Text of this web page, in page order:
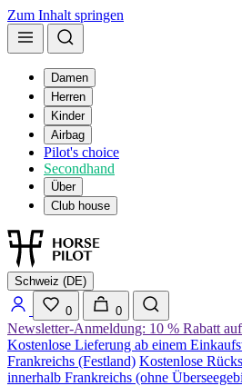
Zum Inhalt springen
Damen
Herren
Kinder
Airbag
Pilot's choice
Secondhand
Über
Club house
Schweiz (DE)
0 0
Newsletter-Anmeldung: 10 % Rabatt
Kostenlose Lieferung ab einem
Frankreichs (Festland) Kostenlose
innerhalb Frankreichs (ohne